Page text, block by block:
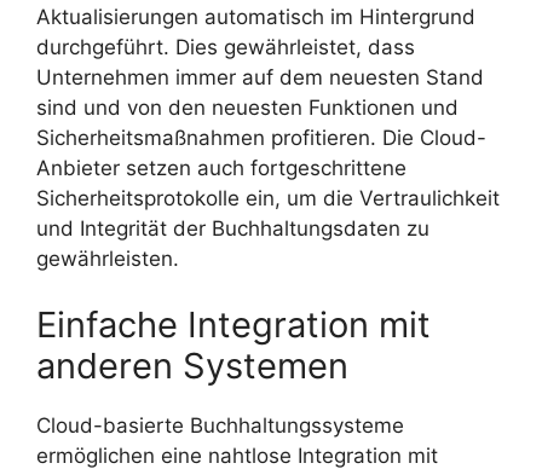
Aktualisierungen automatisch im Hintergrund
durchgeführt. Dies gewährleistet, dass
Unternehmen immer auf dem neuesten Stand
sind und von den neuesten Funktionen und
Sicherheitsmaßnahmen profitieren. Die Cloud-
Anbieter setzen auch fortgeschrittene
Sicherheitsprotokolle ein, um die Vertraulichkeit
und Integrität der Buchhaltungsdaten zu
gewährleisten.
Einfache Integration mit
anderen Systemen
Cloud-basierte Buchhaltungssysteme
ermöglichen eine nahtlose Integration mit